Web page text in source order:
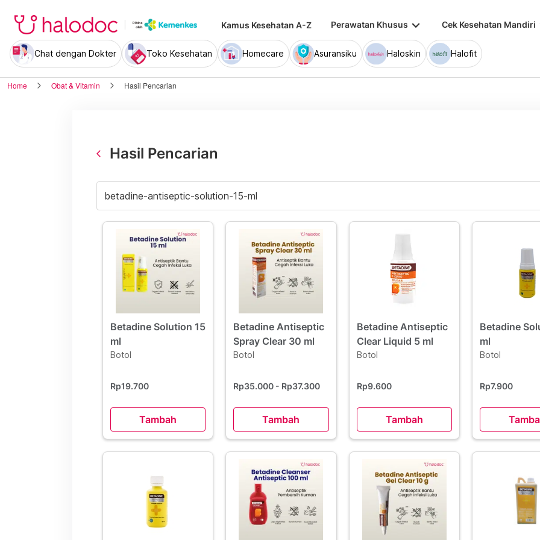
Kamus Kesehatan A-Z Perawatan Khusus keyboard_arrow_down Cek Kesehatan Mandiri
Chat dengan Dokter Toko Kesehatan Homecare Asuransiku Haloskin Halofit
Home Obat & Vitamin Hasil Pencarian
arrow_back_ios Hasil Pencarian
Betadine Solution 15
ml
Botol
Rp19.700
Tambah
Betadine Antiseptic
Spray Clear 30 ml
Botol
Rp35.000 - Rp37.300
Tambah
Betadine Antiseptic
Clear Liquid 5 ml
Botol
Rp9.600
Tambah
Betadine
ml
Botol
Rp7.900